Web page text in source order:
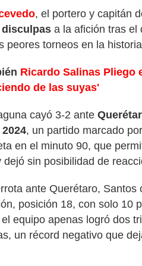
, el portero y capitán
a la afición tras el
peores torneos en la
Ricardo Salinas Pliego
de las suyas'
cayó 3-2 ante
, un partido marcado
en el minuto 90, que
dejó sin posibilidad de
ante Querétaro,
posición 18, con solo 10
equipo apenas logró dos
un récord negativo que